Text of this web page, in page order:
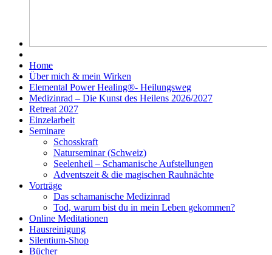
Home
Über mich & mein Wirken
Elemental Power Healing®- Heilungsweg
Medizinrad – Die Kunst des Heilens 2026/2027
Retreat 2027
Einzelarbeit
Seminare
Schosskraft
Naturseminar (Schweiz)
Seelenheil – Schamanische Aufstellungen
Adventszeit & die magischen Rauhnächte
Vorträge
Das schamanische Medizinrad
Tod, warum bist du in mein Leben gekommen?
Online Meditationen
Hausreinigung
Silentium-Shop
Bücher